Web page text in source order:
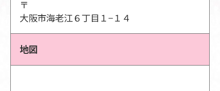
〒
大阪市海老江６丁目１−１４
地図